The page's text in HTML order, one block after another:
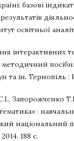
базові
освітньої
інтерактивних
методичний
та ін. Тернопіль :
Запорожченко
:
національний
188 с.